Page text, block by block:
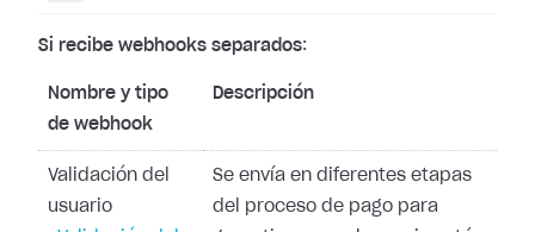
Si recibe webhooks separados:
Nombre y tipo
de webhook
Descripción
Validación del
usuario
Se envía en diferentes etapas
del proceso de pago para